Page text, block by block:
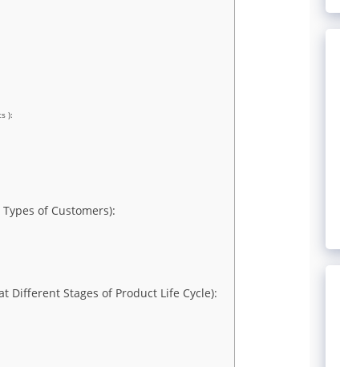
):
Types of Customers):
at Different Stages of Product Life Cycle):